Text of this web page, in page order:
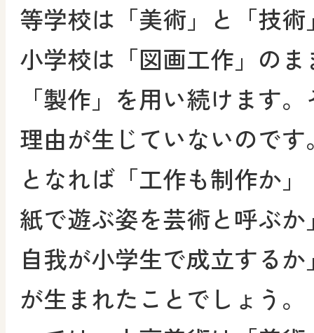
等学校は「美術」と「技
小学校は「図画工作」の
「製作」を用い続けます
理由が生じていないので
となれば「工作も制作か
紙で遊ぶ姿を芸術と呼ぶ
自我が小学生で成立する
が生まれたことでしょう。